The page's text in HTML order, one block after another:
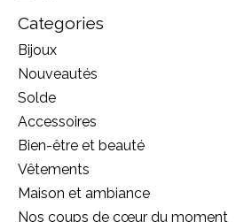
Categories
Bijoux
Nouveautés
Solde
Accessoires
Bien-être et beauté
Vêtements
Maison et ambiance
Nos coups de cœur du moment